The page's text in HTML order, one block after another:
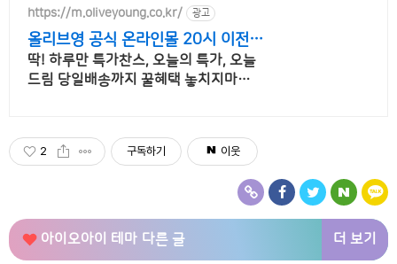
https://m.oliveyoung.co.kr/ 광고
올리브영 공식 온라인몰 20시 이전
주문은 오늘드림
딱! 하루만 특가찬스, 오늘의 특가, 오늘
드림 당일배송까지 꿀혜택 놓치지마세
2 구독하기 이웃
아이오아이 테마 다른 글 더 보기